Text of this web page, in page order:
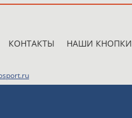
КОНТАКТЫ НАШИ КНОПКИ